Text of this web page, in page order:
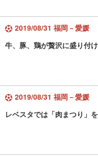
2019/08/31 福岡－愛媛
牛、豚、鶏が贅沢に盛り付
2019/08/31 福岡－愛媛
レベスタでは「肉まつり」